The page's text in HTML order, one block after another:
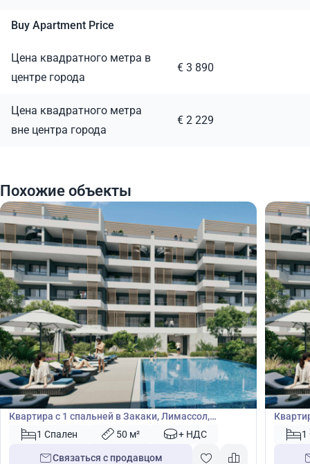
Buy Apartment Price
Цена квадратного метра в
центре города
€ 3 890
Цена квадратного метра
вне центра города
€ 2 229
Похожие объекты
€225 000
Квартира
Квартира с 1 спальней в Закаки, Лимассол,
Лимасол, Кипр № 48633
1 Спален 50 м² + НДС
Связаться с продавцом
€225
1